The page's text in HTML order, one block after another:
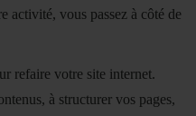
activité, vous passez à côté de
refaire votre site internet.
à structurer vos pages,